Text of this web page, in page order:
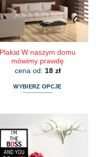
Plakat W naszym domu
mówimy prawdę
cena od: 18 zł
WYBIERZ OPCJE
wiele
wariantów.
Opcje